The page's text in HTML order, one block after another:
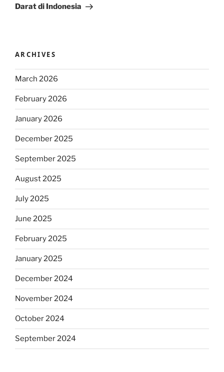
Darat di Indonesia
ARCHIVES
March 2026
February 2026
January 2026
December 2025
September 2025
August 2025
July 2025
June 2025
February 2025
January 2025
December 2024
November 2024
October 2024
September 2024